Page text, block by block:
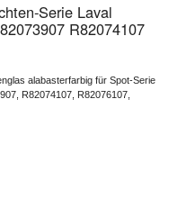
Serie Laval
R82074107